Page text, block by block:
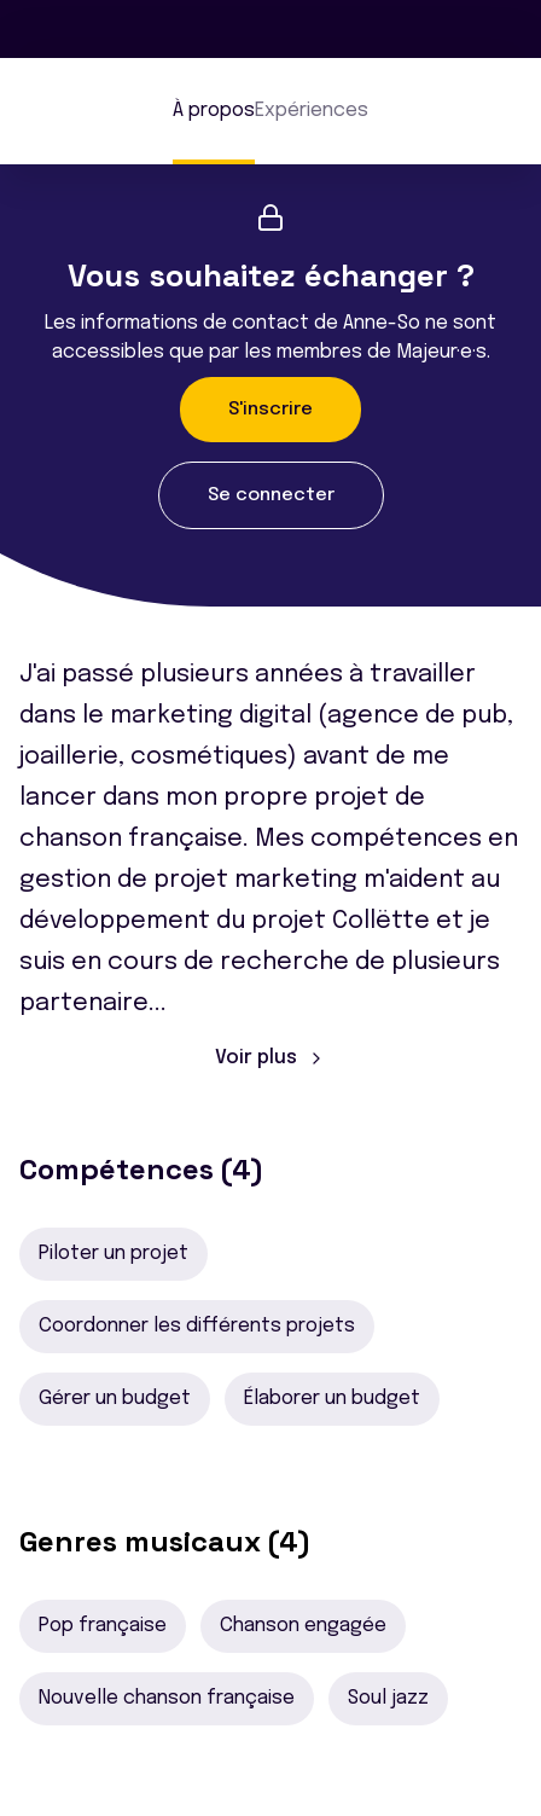
À proposExpériences
Vous souhaitez échanger ?
Les informations de contact de Anne-So ne sont
accessibles que par les membres de Majeur·e·s.
S'inscrire
Se connecter
J'ai passé plusieurs années à travailler
dans le marketing digital (agence de pub,
joaillerie, cosmétiques) avant de me
lancer dans mon propre projet de
chanson française. Mes compétences en
gestion de projet marketing m'aident au
développement du projet Collëtte et je
suis en cours de recherche de plusieurs
partenaire...
Voir plus
Compétences (4)
Piloter un projet
Coordonner les différents projets
Gérer un budget Élaborer un budget
Genres musicaux (4)
Pop française Chanson engagée
Nouvelle chanson française Soul jazz